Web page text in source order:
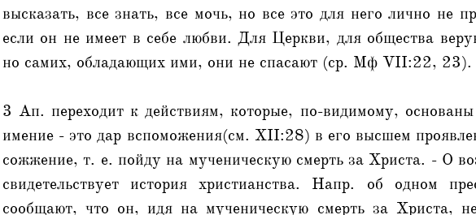
высказать, все знать, все мочь, но все это для него лично не
если он не имеет в себе любви. Для Церкви, для общества
но самих, обладающих ими, они не спасают (ср. Мф VII:22, 23).
3 Ап. переходит к действиям, которые, по-видимому,
имение - это дар вспоможения(см. XII:28) в его высшем
сожжение, т. е. пойду на мученическую смерть за Христа. - О
свидетельствует история христианства. Напр. об одном
сообщают, что он, идя на мученическую смерть за Христа,